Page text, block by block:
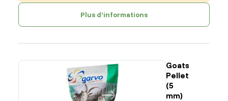
Plus d’informations
Goats
Pellet
(5
mm)